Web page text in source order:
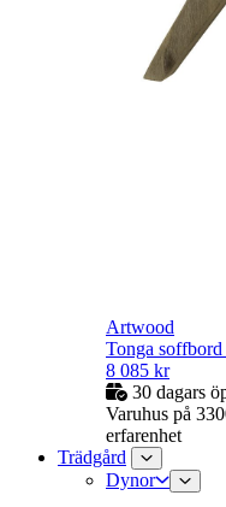
Artwood
Tonga
8 085 kr
30 dagars
Varuhus på
erfarenhet
Trädgård
Dynor